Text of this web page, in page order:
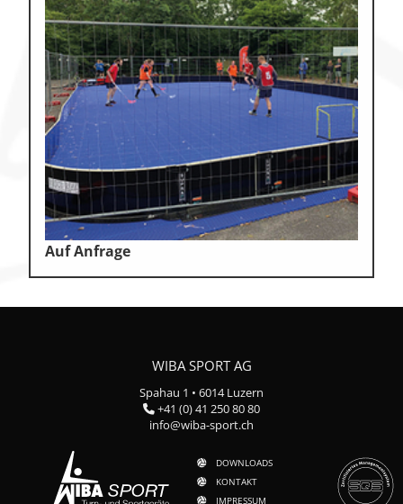
Auf Anfrage
WIBA SPORT AG
Spahau 1 • 6014 Luzern
+41 (0) 41 250 80 80
info@wiba-sport.ch
DOWNLOADS
KONTAKT
IMPRESSUM